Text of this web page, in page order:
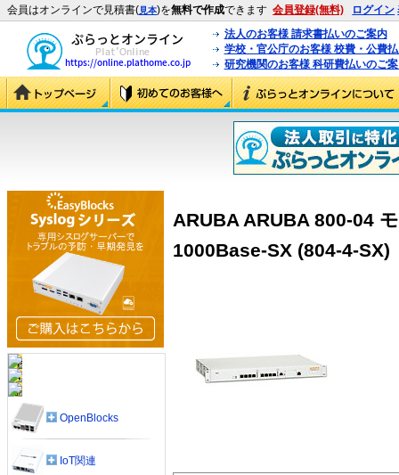
会員はオンラインで見積書(見本)を無料で作成できます 会員登録(無料) ログイン
法人のお客様 請求書払いのご案内
学校・官公庁のお客様 校費・公費
研究機関のお客様 科研費払いのご
ARUBA ARUBA 800-04
1000Base-SX (804-4-SX)
OpenBlocks
IoT関連